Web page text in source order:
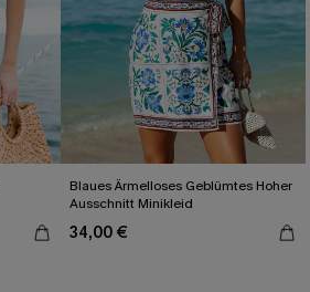
Blaues Ärmelloses Geblümtes Hoher
Ausschnitt Minikleid
34,00 €